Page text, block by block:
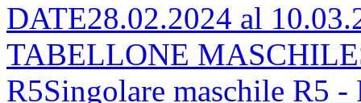
DATE28.02.2024 al
TABELLONE
R5Singolare maschile R5 -